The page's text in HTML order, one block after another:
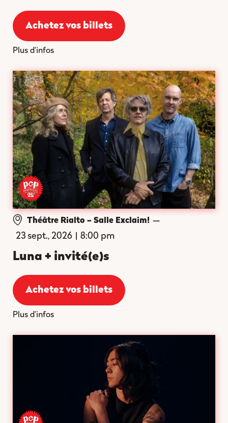
Achetez vos billets
Plus d'infos
Théâtre Rialto – Salle Exclaim! —
23 sept., 2026
8:00 pm
Luna + invité(e)s
Achetez vos billets
Plus d'infos